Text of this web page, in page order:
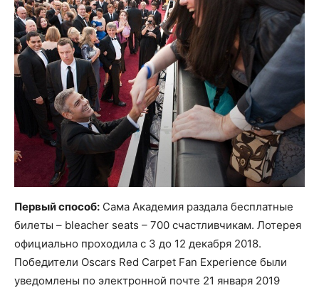
Первый способ: Сама Академия раздала бесплатные
билеты – bleacher seats – 700 счастливчикам. Лотерея
официально проходила с 3 до 12 декабря 2018.
Победители Oscars Red Carpet Fan Experience были
уведомлены по электронной почте 21 января 2019